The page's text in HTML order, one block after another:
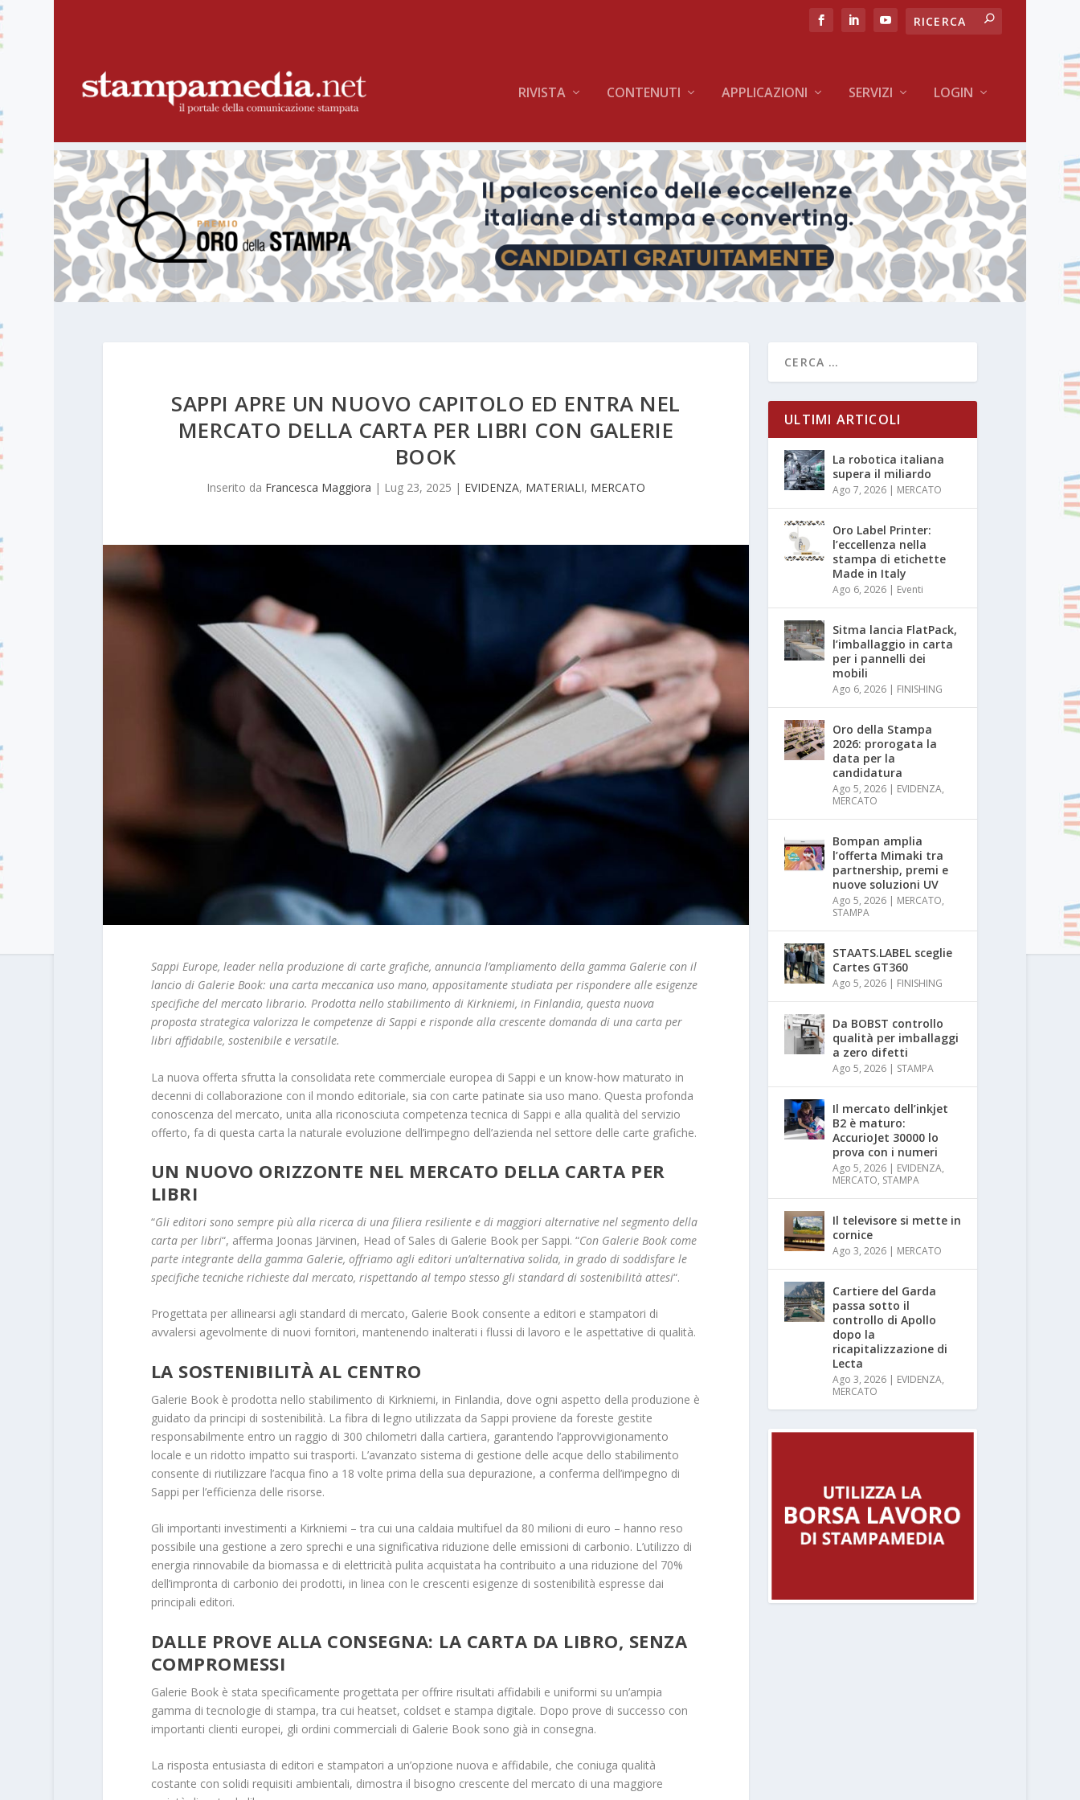
RIVISTA CONTENUTI APPLICAZIONI SERVIZI LOGIN
SAPPI APRE UN NUOVO CAPITOLO ED ENTRA NEL
MERCATO DELLA CARTA PER LIBRI CON GALERIE
BOOK
Inserito da Francesca Maggiora | Lug 23, 2025 | EVIDENZA, MATERIALI, MERCATO
Sappi Europe, leader nella produzione di carte grafiche, annuncia l’ampliamento della gamma Galerie con il
lancio di Galerie Book: una carta meccanica uso mano, appositamente studiata per rispondere alle esigenze
specifiche del mercato librario. Prodotta nello stabilimento di Kirkniemi, in Finlandia, questa nuova
proposta strategica valorizza le competenze di Sappi e risponde alla crescente domanda di una carta per
libri affidabile, sostenibile e versatile.
La nuova offerta sfrutta la consolidata rete commerciale europea di Sappi e un know-how maturato in
decenni di collaborazione con il mondo editoriale, sia con carte patinate sia uso mano. Questa profonda
conoscenza del mercato, unita alla riconosciuta competenza tecnica di Sappi e alla qualità del servizio
offerto, fa di questa carta la naturale evoluzione dell’impegno dell’azienda nel settore delle carte grafiche.
UN NUOVO ORIZZONTE NEL MERCATO DELLA CARTA PER
LIBRI
“Gli editori sono sempre più alla ricerca di una filiera resiliente e di maggiori alternative nel segmento della
carta per libri“, afferma Joonas Järvinen, Head of Sales di Galerie Book per Sappi. “Con Galerie Book come
parte integrante della gamma Galerie, offriamo agli editori un’alternativa solida, in grado di soddisfare le
specifiche tecniche richieste dal mercato, rispettando al tempo stesso gli standard di sostenibilità attesi“.
Progettata per allinearsi agli standard di mercato, Galerie Book consente a editori e stampatori di
avvalersi agevolmente di nuovi fornitori, mantenendo inalterati i flussi di lavoro e le aspettative di qualità.
LA SOSTENIBILITÀ AL CENTRO
Galerie Book è prodotta nello stabilimento di Kirkniemi, in Finlandia, dove ogni aspetto della produzione è
guidato da principi di sostenibilità. La fibra di legno utilizzata da Sappi proviene da foreste gestite
responsabilmente entro un raggio di 300 chilometri dalla cartiera, garantendo l’approvvigionamento
locale e un ridotto impatto sui trasporti. L’avanzato sistema di gestione delle acque dello stabilimento
consente di riutilizzare l’acqua fino a 18 volte prima della sua depurazione, a conferma dell’impegno di
Sappi per l’efficienza delle risorse.
Gli importanti investimenti a Kirkniemi – tra cui una caldaia multifuel da 80 milioni di euro – hanno reso
possibile una gestione a zero sprechi e una significativa riduzione delle emissioni di carbonio. L’utilizzo di
energia rinnovabile da biomassa e di elettricità pulita acquistata ha contribuito a una riduzione del 70%
dell’impronta di carbonio dei prodotti, in linea con le crescenti esigenze di sostenibilità espresse dai
principali editori.
DALLE PROVE ALLA CONSEGNA: LA CARTA DA LIBRO, SENZA
COMPROMESSI
Galerie Book è stata specificamente progettata per offrire risultati affidabili e uniformi su un’ampia
gamma di tecnologie di stampa, tra cui heatset, coldset e stampa digitale. Dopo prove di successo con
importanti clienti europei, gli ordini commerciali di Galerie Book sono già in consegna.
La risposta entusiasta di editori e stampatori a un’opzione nuova e affidabile, che coniuga qualità
costante con solidi requisiti ambientali, dimostra il bisogno crescente del mercato di una maggiore
ULTIMI ARTICOLI
La robotica italiana
supera il miliardo
Ago 7, 2026 | MERCATO
Oro Label Printer:
l’eccellenza nella
stampa di etichette
Made in Italy
Ago 6, 2026 | Eventi
Sitma lancia FlatPack,
l’imballaggio in carta
per i pannelli dei
mobili
Ago 6, 2026 | FINISHING
Oro della Stampa
2026: prorogata la
data per la
candidatura
Ago 5, 2026 | EVIDENZA,
MERCATO
Bompan amplia
l’offerta Mimaki tra
partnership, premi e
nuove soluzioni UV
Ago 5, 2026 | MERCATO,
STAMPA
STAATS.LABEL sceglie
Cartes GT360
Ago 5, 2026 | FINISHING
Da BOBST controllo
qualità per imballaggi
a zero difetti
Ago 5, 2026 | STAMPA
Il mercato dell’inkjet
B2 è maturo:
AccurioJet 30000 lo
prova con i numeri
Ago 5, 2026 | EVIDENZA,
MERCATO, STAMPA
Il televisore si mette in
cornice
Ago 3, 2026 | MERCATO
Cartiere del Garda
passa sotto il
controllo di Apollo
dopo la
ricapitalizzazione di
Lecta
Ago 3, 2026 | EVIDENZA,
MERCATO